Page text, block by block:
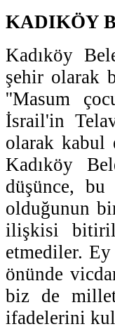
KADIKÖY
Kadıköy
şehir olarak
''Masum
İsrail'in
olarak kabul
Kadıköy
düşünce,
olduğunun
ilişkisi
etmediler.
önünde
biz de
ifadelerini